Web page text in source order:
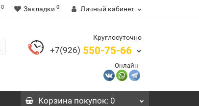
0 Закладки 0 Личный кабинет
Круглосуточно
+7(926) 550-75-66
Онлайн -
Корзинапокупок: 0